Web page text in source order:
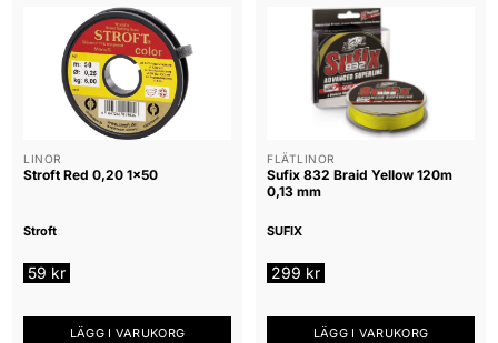
LINOR
Stroft Red 0,20 1×50
Stroft
59 kr
LÄGG I VARUKORG
FLÄTLINOR
Sufix 832 Braid Yellow 120m
0,13 mm
SUFIX
299 kr
LÄGG I VARUKORG